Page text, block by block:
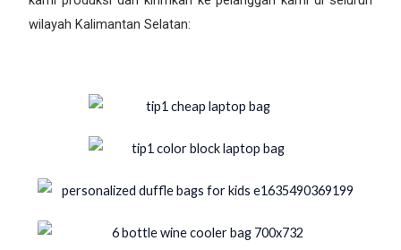
wilayah Kalimantan Selatan: